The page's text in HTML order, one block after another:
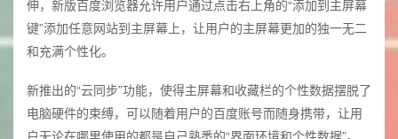
伸，新版百度浏览器允许用户通过点击右上角的“添加到主屏幕
键”添加任意网站到主屏幕上，让用户的主屏幕更加的独一无二
和充满个性化。
新推出的“云同步”功能，使得主屏幕和收藏栏的个性数据摆脱了
电脑硬件的束缚，可以随着用户的百度账号而随身携带，让用
户无论在哪里使用的都是自己熟悉的“界面环境和个性数据”。